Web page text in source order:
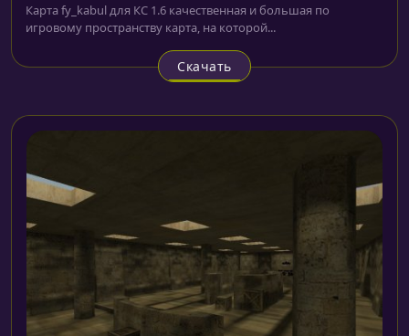
Карта fy_kabul для КС 1.6 качественная и большая по
игровому пространству карта, на которой...
Скачать